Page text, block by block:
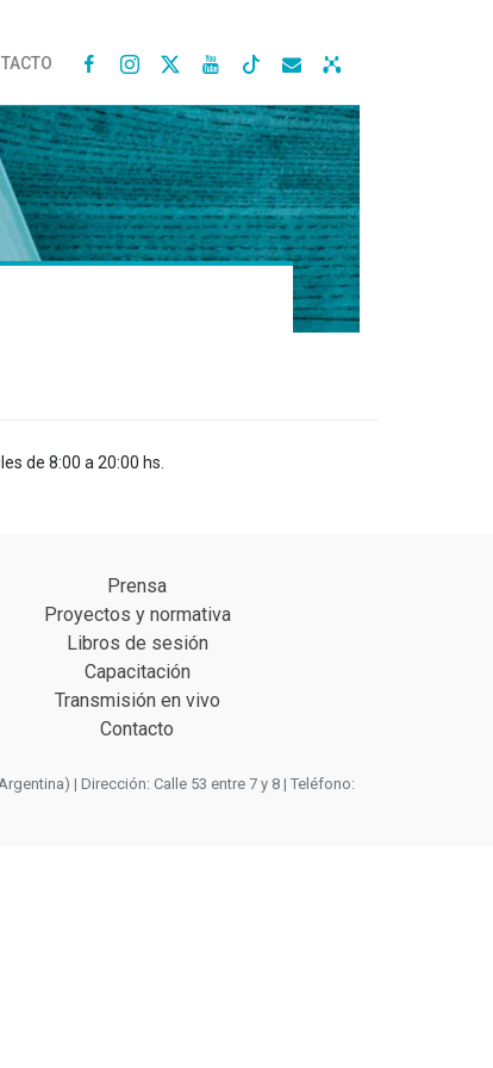
   
de 8:00 a 20:00 hs.
Prensa
Proyectos y normativa
Libros de sesión
Capacitación
Transmisión en vivo
Contacto
| Dirección: Calle 53 entre 7 y 8 | Teléfono: